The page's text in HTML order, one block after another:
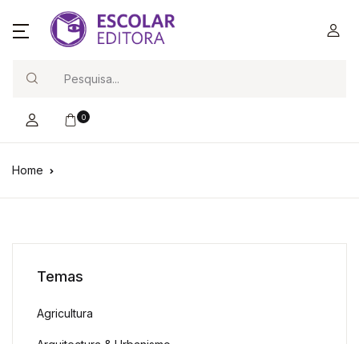
0
Home
Temas
Agricultura